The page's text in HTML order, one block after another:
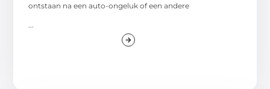
ontstaan na een auto-ongeluk of een andere
...